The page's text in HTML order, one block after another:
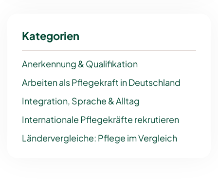
Kategorien
Anerkennung & Qualifikation
Arbeiten als Pflegekraft in Deutschland
Integration, Sprache & Alltag
Internationale Pflegekräfte rekrutieren
Ländervergleiche: Pflege im Vergleich